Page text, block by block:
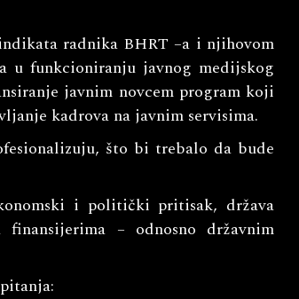
radnika BHRT –a i njihovom
u funkcioniranju javnog medijskog
javnim novcem program koji
kadrova na javnim servisima.
što bi trebalo da bude
i politički pritisak, država
– odnosno državnim